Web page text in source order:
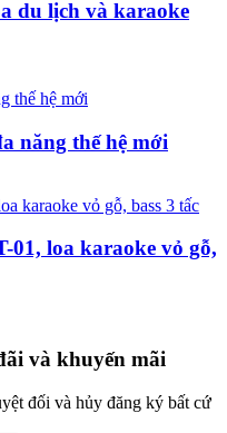
du lịch và karaoke
năng thế hệ mới
01, loa karaoke vỏ gỗ,
và khuyến mãi
đối và hủy đăng ký bất cứ